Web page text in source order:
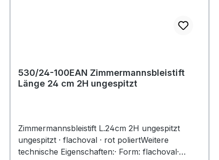
530/24-100EAN Zimmermannsbleistift
Länge 24 cm 2H ungespitzt
Zimmermannsbleistift L.24cm 2H ungespitzt
ungespitzt · flachoval · rot poliertWeitere
technische Eigenschaften:· Form: flachoval·